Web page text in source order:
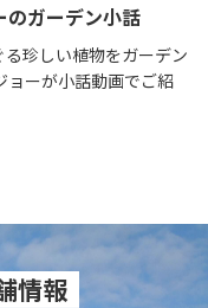
のガーデン小話
珍しい植物をガーデン
ョーが小話動画でご紹
情報